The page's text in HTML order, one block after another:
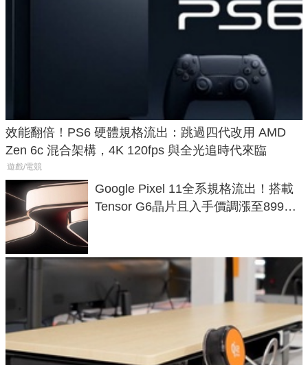
效能翻倍！PS6 硬體規格流出：跳過四代改用 AMD
Zen 6c 混合架構，4K 120fps 與全光追時代來臨
遊戲/電競
Google Pixel 11全系規格流出！搭載
Tensor G6晶片且入手價調漲至899美